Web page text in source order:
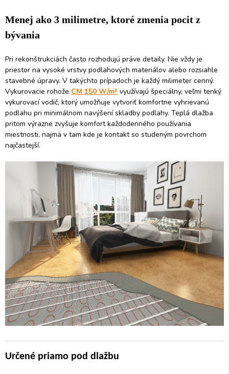
Menej ako 3 milimetre, ktoré zmenia pocit z
bývania
Pri rekonštrukciách často rozhodujú práve detaily. Nie vždy je
priestor na vysoké vrstvy podlahových materiálov alebo rozsiahle
stavebné úpravy. V takýchto prípadoch je každý milimeter cenný.
Vykurovacie rohože CM 150 W/m² využívajú špeciálny, veľmi tenký
vykurovací vodič, ktorý umožňuje vytvoriť komfortne vyhrievanú
podlahu pri minimálnom navýšení skladby podlahy. Teplá dlažba
pritom výrazne zvyšuje komfort každodenného používania
miestnosti, najmä v tam kde je kontakt so studeným povrchom
najčastejší.
Určené priamo pod dlažbu